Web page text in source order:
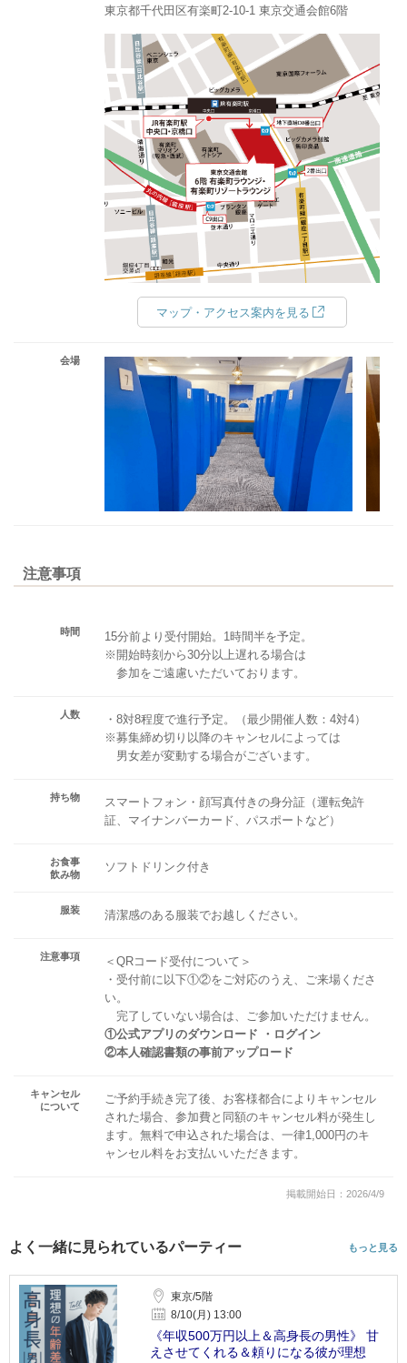
東京都千代田区有楽町2-10-1 東京交通会館6階
マップ・アクセス案内を見る
会場
注意事項
時間
15分前より受付開始。1時間半を予定。
※開始時刻から30分以上遅れる場合は
参加をご遠慮いただいております。
人数
・8対8程度で進行予定。（最少開催人数：4対4）
※募集締め切り以降のキャンセルによっては
男女差が変動する場合がございます。
持ち物
スマートフォン・顔写真付きの身分証（運転免許
証、マイナンバーカード、パスポートなど）
お食事
飲み物
ソフトドリンク付き
服装 清潔感のある服装でお越しください。
注意事項
＜QRコード受付について＞
・受付前に以下①②をご対応のうえ、ご来場くださ
い。
完了していない場合は、ご参加いただけません。
①公式アプリのダウンロード ・ログイン
②本人確認書類の事前アップロード
キャンセル
について
ご予約手続き完了後、お客様都合によりキャンセル
された場合、参加費と同額のキャンセル料が発生し
ます。無料で申込された場合は、一律1,000円のキ
ャンセル料をお支払いいただきます。
掲載開始日：2026/4/9
よく一緒に見られているパーティー もっと見る
東京/5階
8/10(月) 13:00
《年収500万円以上＆高身長の男性》 甘
えさせてくれる＆頼りになる彼が理想